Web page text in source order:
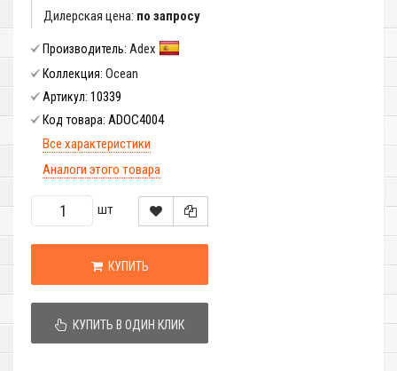
Дилерская цена: по запросу
Производитель: Adex
Коллекция: Ocean
Артикул: 10339
Код товара: ADOC4004
Все характеристики
Аналоги этого товара
шт
КУПИТЬ
КУПИТЬ В ОДИН КЛИК